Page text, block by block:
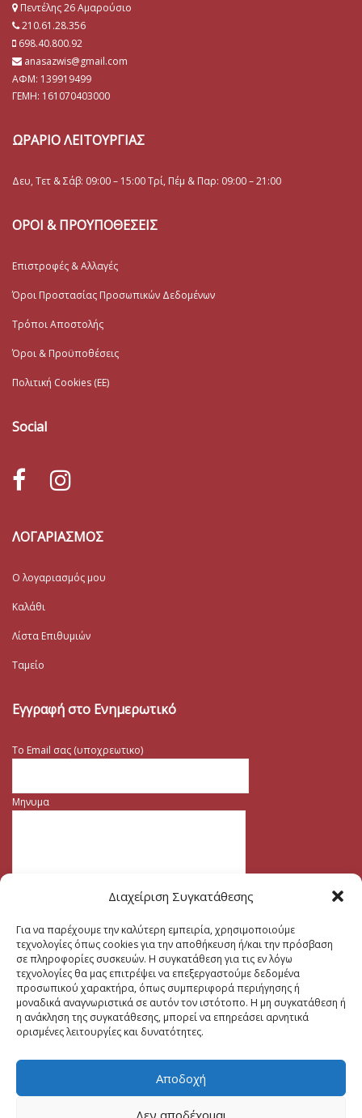
Διαχείριση Συγκατάθεσης
Για να παρέχουμε την καλύτερη εμπειρία, χρησιμοποιούμε
τεχνολογίες όπως cookies για την αποθήκευση ή/και την πρόσβαση
σε πληροφορίες συσκευών. Η συγκατάθεση για τις εν λόγω
τεχνολογίες θα μας επιτρέψει να επεξεργαστούμε δεδομένα
προσωπικού χαρακτήρα, όπως συμπεριφορά περιήγησης ή
μοναδικά αναγνωριστικά σε αυτόν τον ιστότοπο. Η μη συγκατάθεση ή
η ανάκληση της συγκατάθεσης, μπορεί να επηρεάσει αρνητικά
ορισμένες λειτουργίες και δυνατότητες.
Αποδοχή
Δεν αποδέχομαι
Πεντέλης 26 Αμαρούσιο
210.61.28.356
698.40.800.92
anasazwis@gmail.com
ΑΦΜ: 139919499
ΓΕΜΗ: 161070403000
ΩΡΑΡΙΟ ΛΕΙΤΟΥΡΓΙΑΣ
Δευ, Τετ & Σάβ: 09:00 – 15:00 Τρί, Πέμ & Παρ: 09:00 – 21:00
ΟΡΟΙ & ΠΡΟΥΠΟΘΕΣΕΙΣ
Επιστροφές & Αλλαγές
Όροι Προστασίας Προσωπικών Δεδομένων
Τρόποι Αποστολής
Όροι & Προϋποθέσεις
Πολιτική Cookies (ΕΕ)
Social
ΛΟΓΑΡΙΑΣΜΟΣ
Ο λογαριασμός μου
Καλάθι
Λίστα Επιθυμιών
Ταμείο
Εγγραφή στο Ενημερωτικό
Το Email σας (υποχρεωτικο)
Μηνυμα